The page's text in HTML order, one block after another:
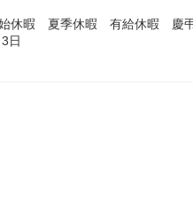
休暇 夏季休暇 有給休暇 慶
日